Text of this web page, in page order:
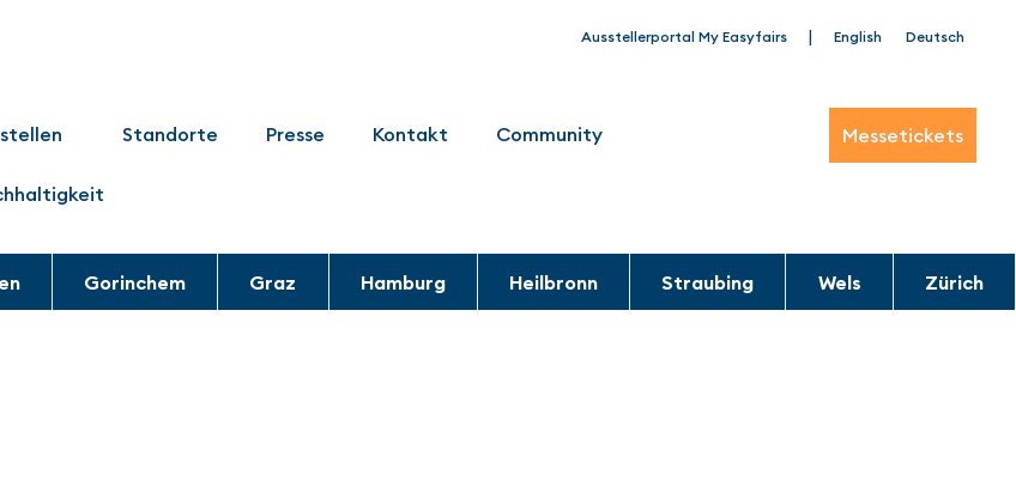
Ausstellerportal My Easyfairs | English Deutsch
Standorte Presse Kontakt Community Messetickets
Gorinchem Graz Hamburg Heilbronn Straubing Wels Zürich